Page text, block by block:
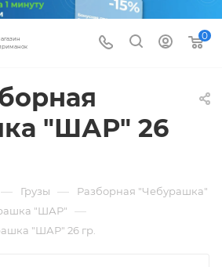
0
"ШАР" 26
— Грузы — Разборная "Чебурашка"
"ШАР" —
"ШАР" 26 гр.